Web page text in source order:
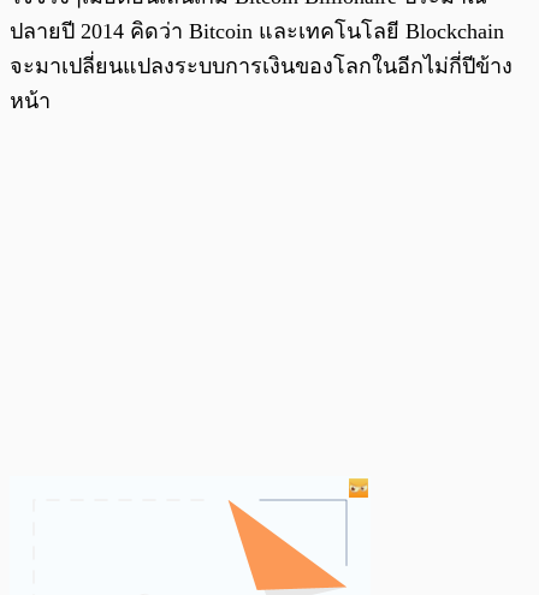
ปลายปี 2014 คิดว่า Bitcoin และเทคโนโลยี Blockchain
จะมาเปลี่ยนแปลงระบบการเงินของโลกในอีกไม่กี่ปีข้าง
หน้า